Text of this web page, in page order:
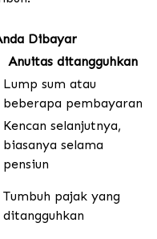
Dibayar
Anuitas ditangguhkan
Lump sum atau
beberapa pembayaran
Kencan selanjutnya,
biasanya selama
pensiun
Tumbuh pajak yang
ditangguhkan